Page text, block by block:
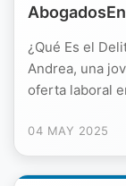
¿Qué Es el
Andrea, una
oferta laboral
04 MAY 2025